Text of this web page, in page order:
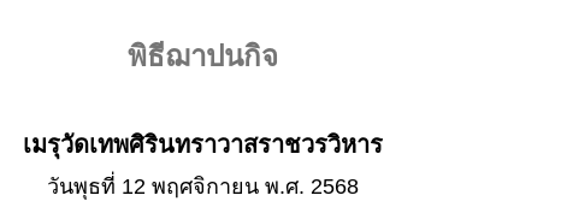
พิธีฌาปนกิจ
เมรุวัดเทพศิรินทราวาสราชวรวิหาร
วันพุธที่ 12 พฤศจิกายน พ.ศ. 2568